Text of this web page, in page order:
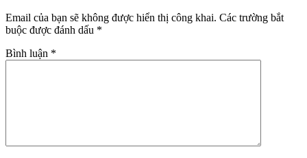
viết
Email của bạn sẽ không được hiển thị công khai. Các trường bắt
buộc được đánh dấu *
Bình luận *